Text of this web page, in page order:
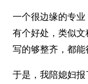
一个很边缘的专
有个好处，类似文
写的够整齐，都能
于是，我陪媳妇报